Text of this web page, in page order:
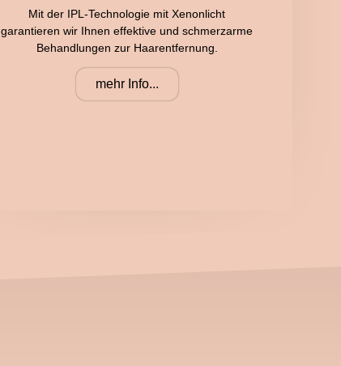
Mit der IPL-Technologie mit Xenonlicht
garantieren wir Ihnen effektive und schmerzarme
Behandlungen zur Haarentfernung.
mehr Info...